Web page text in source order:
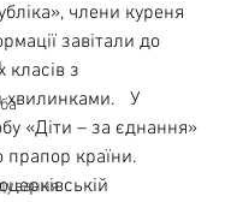
члени куреня
завітали до
класів з
хвилинками.   У
«Діти – за єднання»
прапор країни.